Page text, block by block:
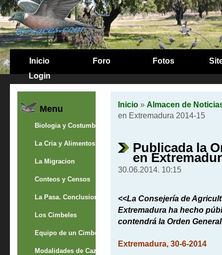
Inicio Foro Fotos
Login
Menu
Biologia y Costumbres
La Cria y Alimentos
La Migracion
Conteos y Censos
La Pasa. Conclusion
Los Cimbeles
Equipo de un Cimbelero
Modalidades de Caza
Inicio» Almacen de
en Extremadura 2014-15
Publicada la
en
30.06.2014. 10:15
<<La Consejería de
Extremadura ha hecho
contendrá la Orden
Extremadura, 30-6-2014